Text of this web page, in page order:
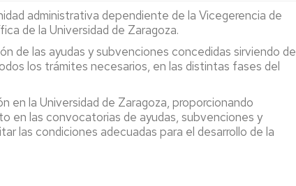
PRTR
administrativa dependiente de la Vicegerencia de
de la Universidad de Zaragoza.
de las ayudas y subvenciones concedidas sirviendo de
los trámites necesarios, en las distintas fases del
en la Universidad de Zaragoza, proporcionando
en las convocatorias de ayudas, subvenciones y
las condiciones adecuadas para el desarrollo de la